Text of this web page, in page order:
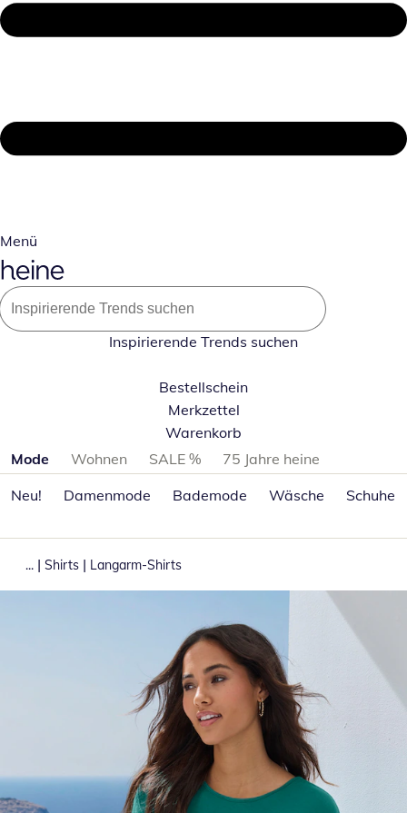
Menü
Inspirierende Trends suchen
Bestellschein
Merkzettel
Warenkorb
Produktkategorien überspringen
Mode Wohnen SALE %
75 Jahre heine
Neu!
Damenmode Bademode Wäsche Schuhe
... | Shirts | Langarm-Shirts